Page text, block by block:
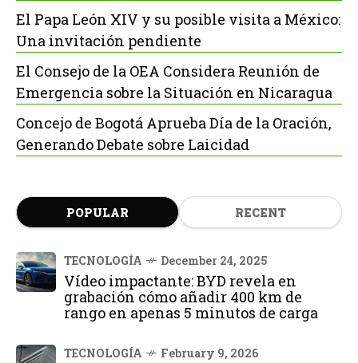
El Papa León XIV y su posible visita a México:
Una invitación pendiente
El Consejo de la OEA Considera Reunión de
Emergencia sobre la Situación en Nicaragua
Concejo de Bogotá Aprueba Día de la Oración,
Generando Debate sobre Laicidad
POPULAR RECENT
TECNOLOGÍA December 24, 2025
Vídeo impactante: BYD revela en
grabación cómo añadir 400 km de
rango en apenas 5 minutos de carga
TECNOLOGÍA February 9, 2026